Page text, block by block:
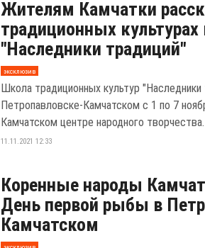
Жителям Камчатки
традиционных
"Наследники традиций"
эксклюзив
Школа традиционных культур
Петропавловске-Камчатском с 1 по 7
Камчатском центре народного творчества.
11.11.2021 12:33
Коренные народы
День первой рыбы в
Камчатском